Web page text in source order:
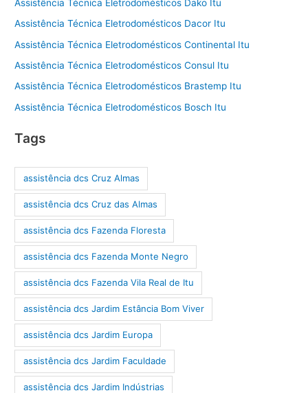
Assistência Técnica Eletrodomésticos Dako Itu
Assistência Técnica Eletrodomésticos Dacor Itu
Assistência Técnica Eletrodomésticos Continental Itu
Assistência Técnica Eletrodomésticos Consul Itu
Assistência Técnica Eletrodomésticos Brastemp Itu
Assistência Técnica Eletrodomésticos Bosch Itu
Tags
assistência dcs Cruz Almas
assistência dcs Cruz das Almas
assistência dcs Fazenda Floresta
assistência dcs Fazenda Monte Negro
assistência dcs Fazenda Vila Real de Itu
assistência dcs Jardim Estância Bom Viver
assistência dcs Jardim Europa
assistência dcs Jardim Faculdade
assistência dcs Jardim Indústrias